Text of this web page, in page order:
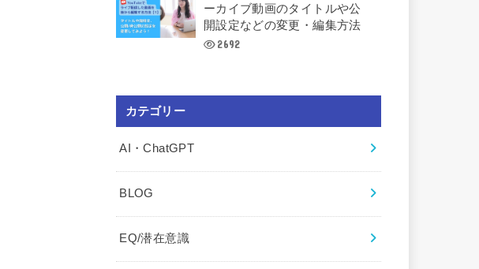
ーカイブ動画のタイトルや公
開設定などの変更・編集方法
2692
カテゴリー
AI・ChatGPT
BLOG
EQ/潜在意識